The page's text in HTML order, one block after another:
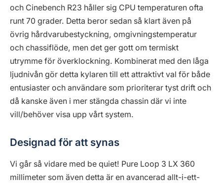
och Cinebench R23 håller sig CPU temperaturen ofta
runt 70 grader. Detta beror sedan så klart även på
övrig hårdvarubestyckning, omgivningstemperatur
och chassiflöde, men det ger gott om termiskt
utrymme för överklockning. Kombinerat med den låga
ljudnivån gör detta kylaren till ett attraktivt val för både
entusiaster och användare som prioriterar tyst drift och
då kanske även i mer stängda chassin där vi inte
vill/behöver visa upp vårt system.
Designad för att synas
Vi går så vidare med be quiet! Pure Loop 3 LX 360
millimeter som även detta är en avancerad allt-i-ett-